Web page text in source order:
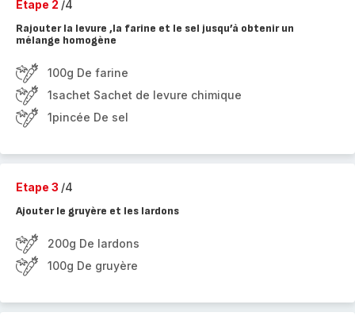
Etape 2 /4
Rajouter la levure ,la farine et le sel jusqu’à obtenir un
mélange homogène
100g De farine
1sachet Sachet de levure chimique
1pincée De sel
Etape 3 /4
Ajouter le gruyère et les lardons
200g De lardons
100g De gruyère